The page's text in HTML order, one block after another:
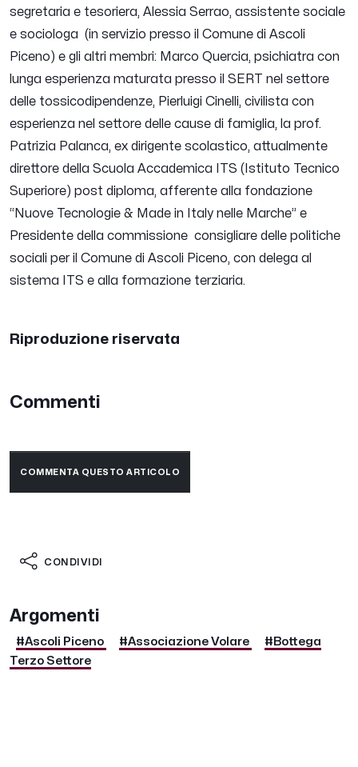
segretaria e tesoriera, Alessia Serrao, assistente sociale
e sociologa (in servizio presso il Comune di Ascoli
Piceno) e gli altri membri: Marco Quercia, psichiatra con
lunga esperienza maturata presso il SERT nel settore
delle tossicodipendenze, Pierluigi Cinelli, civilista con
esperienza nel settore delle cause di famiglia, la prof.
Patrizia Palanca, ex dirigente scolastico, attualmente
direttore della Scuola Accademica ITS (Istituto Tecnico
Superiore) post diploma, afferente alla fondazione
“Nuove Tecnologie & Made in Italy nelle Marche” e
Presidente della commissione consigliare delle politiche
sociali per il Comune di Ascoli Piceno, con delega al
sistema ITS e alla formazione terziaria.
Riproduzione riservata
Commenti
COMMENTA QUESTO ARTICOLO
CONDIVIDI
Argomenti
#Ascoli Piceno #Associazione Volare
#Bottega
Terzo Settore